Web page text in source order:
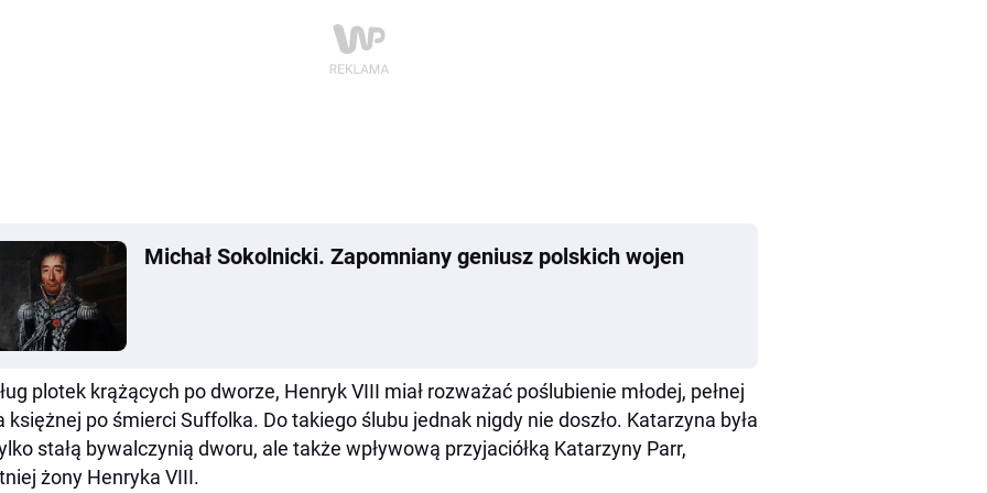
Michał Sokolnicki. Zapomniany geniusz polskich wojen
plotek krążących po dworze, Henryk VIII miał rozważać poślubienie młodej, pełnej
księżnej po śmierci Suffolka. Do takiego ślubu jednak nigdy nie doszło. Katarzyna była
stałą bywalczynią dworu, ale także wpływową przyjaciółką Katarzyny Parr,
żony Henryka VIII.